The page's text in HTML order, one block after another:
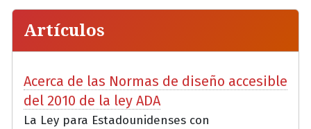
Artículos
Acerca de las Normas de diseño accesible
del 2010 de la ley ADA
La Ley para Estadounidenses con